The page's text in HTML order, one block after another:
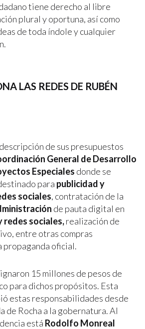
tiene derecho al libre
plural y oportuna, así como
de toda índole y cualquier
LAS REDES DE RUBÉN
de sus presupuestos
General de Desarrollo
Especiales donde se
para publicidad y
sociales, contratación de la
de pauta digital en
redes sociales,realización de
entre otras compras
propaganda oficial.
15 millones de pesos de
para dichos propósitos. Esta
estas responsabilidades desde
de Rocha a la gobernatura. Al
está Rodolfo Monreal